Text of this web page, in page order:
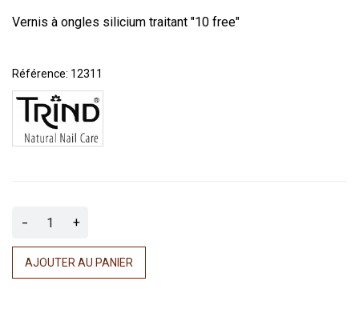
Vernis à ongles silicium traitant "10 free"
Référence: 12311
- +
AJOUTER AU PANIER